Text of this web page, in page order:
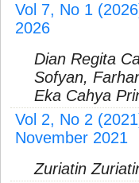
Vol 7, No 1
2026
Dian Regita
Sofyan,
Eka Cahya
Vol 2, No 2
November 2021
Zuriatin